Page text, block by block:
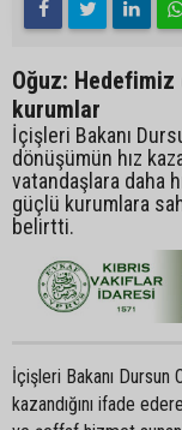
Oğuz:
kurumlar
İçişleri Bakanı
dönüşümün hız
vatandaşlara daha
güçlü kurumlara
belirtti.
İçişleri Bakanı Dursun
kazandığını ifade